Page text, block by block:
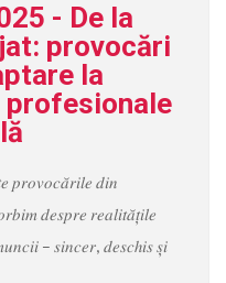
- De la
provocări
la
𝑝𝑟𝑜𝑣𝑜𝑐𝑎̆𝑟𝑖𝑙𝑒 𝑑𝑖𝑛
𝑑𝑒𝑠𝑝𝑟𝑒 𝑟𝑒𝑎𝑙𝑖𝑡𝑎̆𝑡̦𝑖𝑙𝑒
– 𝑠𝑖𝑛𝑐𝑒𝑟, 𝑑𝑒𝑠𝑐ℎ𝑖𝑠 𝑠̦𝑖